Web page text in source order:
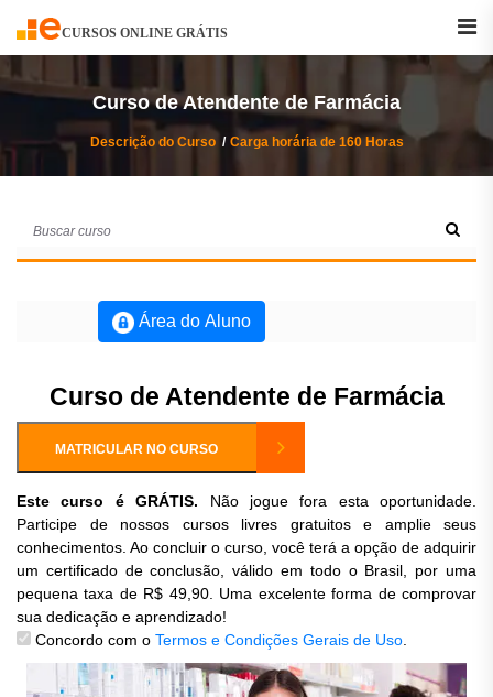
CURSOS ONLINE GRÁTIS
Curso
Curso de Atendente de Farmácia
Descrição do Curso Carga horária de 160 Horas
Área do Aluno
Curso de Atendente de Farmácia
MATRICULAR NO CURSO
Este curso é GRÁTIS. Não jogue fora esta oportunidade.
Participe de nossos cursos livres gratuitos e amplie seus
conhecimentos. Ao concluir o curso, você terá a opção de adquirir
um certificado de conclusão, válido em todo o Brasil, por uma
pequena taxa de R$ 49,90. Uma excelente forma de comprovar
sua dedicação e aprendizado!
Concordo com o Termos e Condições Gerais de Uso